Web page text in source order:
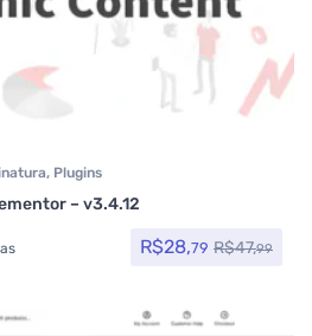
, Plugins
– v3.4.12
R$28,79 R$47,99